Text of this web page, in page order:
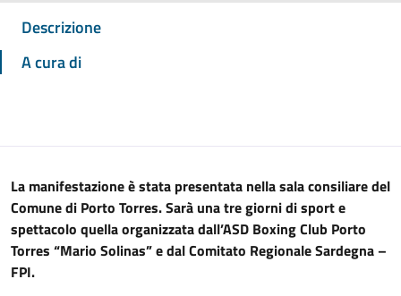
Descrizione
A cura di
La manifestazione è stata presentata nella sala consiliare del
Comune di Porto Torres. Sarà una tre giorni di sport e
spettacolo quella organizzata dall’ASD Boxing Club Porto
Torres “Mario Solinas” e dal Comitato Regionale Sardegna –
FPI.